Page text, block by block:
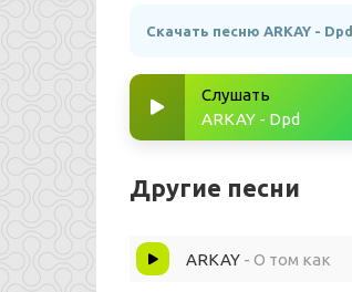
Скачать песню ARKAY - Dpd
Слушать
ARKAY - Dpd
Другие песни
ARKAY - О том как